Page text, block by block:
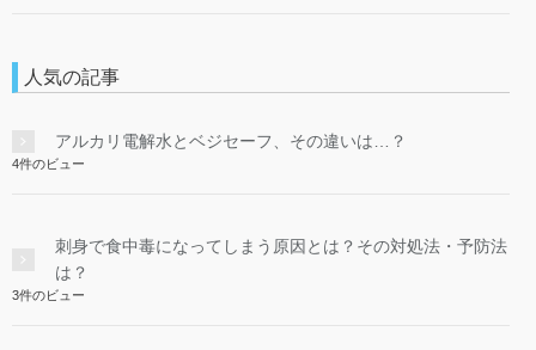
人気の記事
アルカリ電解水とベジセーフ、その違いは…？
4件のビュー
刺身で食中毒になってしまう原因とは？その対処法・予防法
は？
3件のビュー